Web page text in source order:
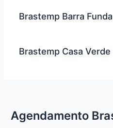
Brastemp Barra Funda
Brastemp Casa Verde
Agendamento